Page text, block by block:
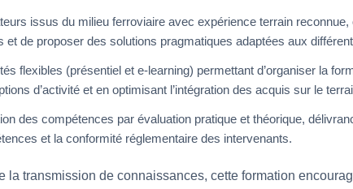
issus du milieu ferroviaire avec expérience terrain reconnue,
et de proposer des solutions pragmatiques adaptées aux
flexibles (présentiel et e‑learning) permettant d’organiser la
d’activité et en optimisant l’intégration des acquis sur le
des compétences par évaluation pratique et théorique,
et la conformité réglementaire des intervenants.
la transmission de connaissances, cette formation